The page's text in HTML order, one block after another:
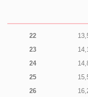
22
23
24
25
26